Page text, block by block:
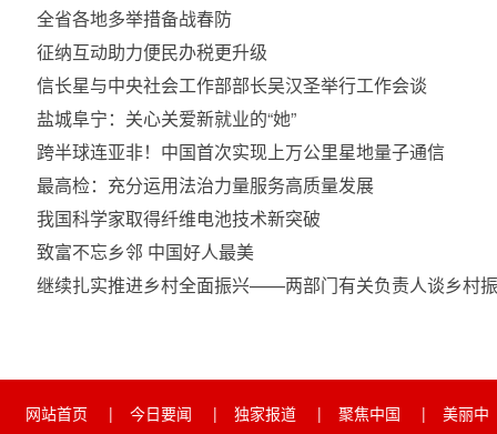
全省各地多举措备战春防
征纳互动助力便民办税更升级
信长星与中央社会工作部部长吴汉圣举行工作会谈
盐城阜宁：关心关爱新就业的“她”
跨半球连亚非！中国首次实现上万公里星地量子通信
最高检：充分运用法治力量服务高质量发展
我国科学家取得纤维电池技术新突破
致富不忘乡邻 中国好人最美
继续扎实推进乡村全面振兴——两部门有关负责人谈乡村
网站首页 | 今日要闻 | 独家报道 | 聚焦中国 |
美丽中